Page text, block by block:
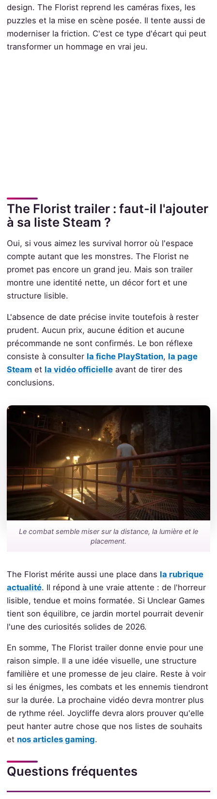
design. The Florist reprend les caméras fixes, les
puzzles et la mise en scène posée. Il tente aussi de
moderniser la friction. C'est ce type d'écart qui peut
transformer un hommage en vrai jeu.
The Florist trailer : faut-il l'ajouter
à sa liste Steam ?
Oui, si vous aimez les survival horror où l'espace
compte autant que les monstres. The Florist ne
promet pas encore un grand jeu. Mais son trailer
montre une identité nette, un décor fort et une
structure lisible.
L'absence de date précise invite toutefois à rester
prudent. Aucun prix, aucune édition et aucune
précommande ne sont confirmés. Le bon réflexe
consiste à consulter la fiche PlayStation, la page
Steamet la vidéo officielleavant de tirer des
conclusions.
Le combat semble miser sur la distance, la lumière et le
placement.
The Florist mérite aussi une place dans la rubrique
actualité. Il répond à une vraie attente : de l'horreur
lisible, tendue et moins formatée. Si Unclear Games
tient son équilibre, ce jardin mortel pourrait devenir
l'une des curiosités solides de 2026.
En somme, The Florist trailer donne envie pour une
raison simple. Il a une idée visuelle, une structure
familière et une promesse de jeu claire. Reste à voir
si les énigmes, les combats et les ennemis tiendront
sur la durée. La prochaine vidéo devra montrer plus
de rythme réel. Joycliffe devra alors prouver qu'elle
peut hanter autre chose que nos listes de souhaits
et nos articles gaming.
Questions fréquentes